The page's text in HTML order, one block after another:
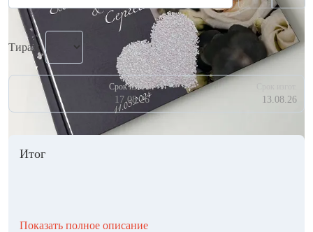
Тираж
Срок изгот.
17.08.26 13.08.26
Итог
Показать полное описание